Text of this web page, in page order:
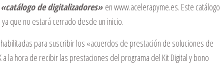
«catálogo de digitalizadores» enwww.acelerapyme.es. Este catálogo
que no estará cerrado desde un inicio.
para suscribir los «acuerdos de prestación de soluciones de
la hora de recibir las prestaciones del programa del Kit Digital y bono